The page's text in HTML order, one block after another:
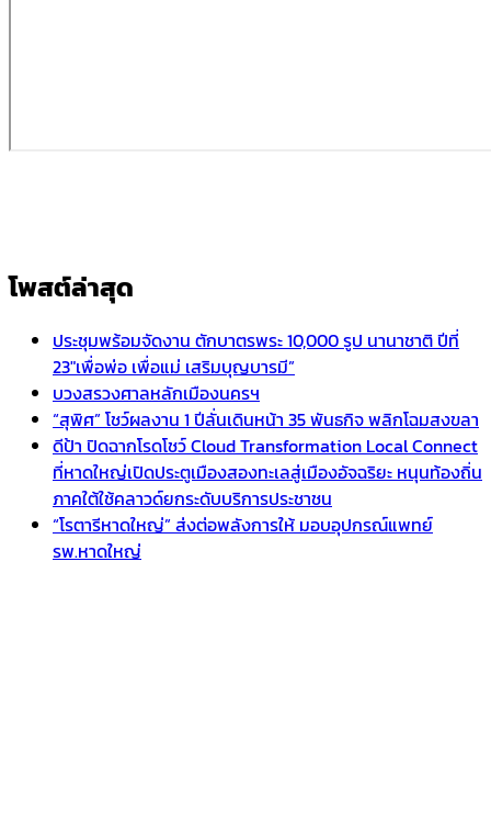
โพสต์ล่าสุด
ประชุมพร้อมจัดงาน ตักบาตรพระ 10,000 รูป นานาชาติ ปีที่
23″เพื่อพ่อ เพื่อแม่ เสริมบุญบารมี”
บวงสรวงศาลหลักเมืองนครฯ
“สุพิศ” โชว์ผลงาน 1 ปีลั่นเดินหน้า 35 พันธกิจ พลิกโฉมสงขลา
ดีป้า ปิดฉากโรดโชว์ Cloud Transformation Local Connect
ที่หาดใหญ่เปิดประตูเมืองสองทะเลสู่เมืองอัจฉริยะ หนุนท้องถิ่น
ภาคใต้ใช้คลาวด์ยกระดับบริการประชาชน
“โรตารีหาดใหญ่” ส่งต่อพลังการให้ มอบอุปกรณ์แพทย์
รพ.หาดใหญ่